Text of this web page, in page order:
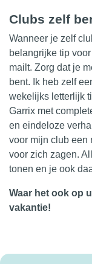
Clubs zelf
Wanneer je zelf
belangrijke tip
mailt. Zorg dat je
bent. Ik heb zelf
wekelijks letterlijk
Garrix met
en eindeloze
voor mijn club een
voor zich zagen.
tonen en je ook
Waar het ook op
vakantie!